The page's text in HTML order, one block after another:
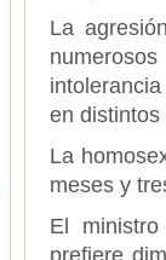
La
en
La
meses y
El
prefiere